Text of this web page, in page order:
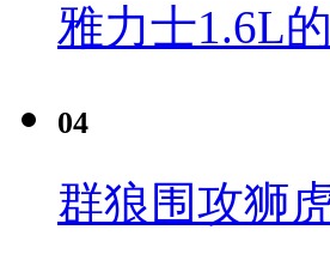
雅力士1.6L
04
群狼围攻狮